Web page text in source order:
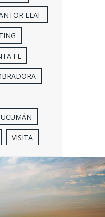
LEAF
FE
VISITA